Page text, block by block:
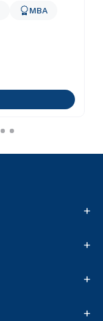
MBA
+
+
+
+